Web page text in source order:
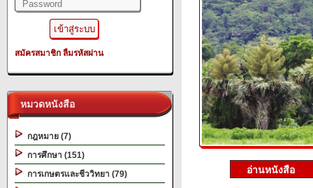
สมัครสมาชิก ลืมรหัสผ่าน
หมวดหนังสือ
กฎหมาย (7)
การศึกษา (151)
การเกษตรและชีววิทยา (79)